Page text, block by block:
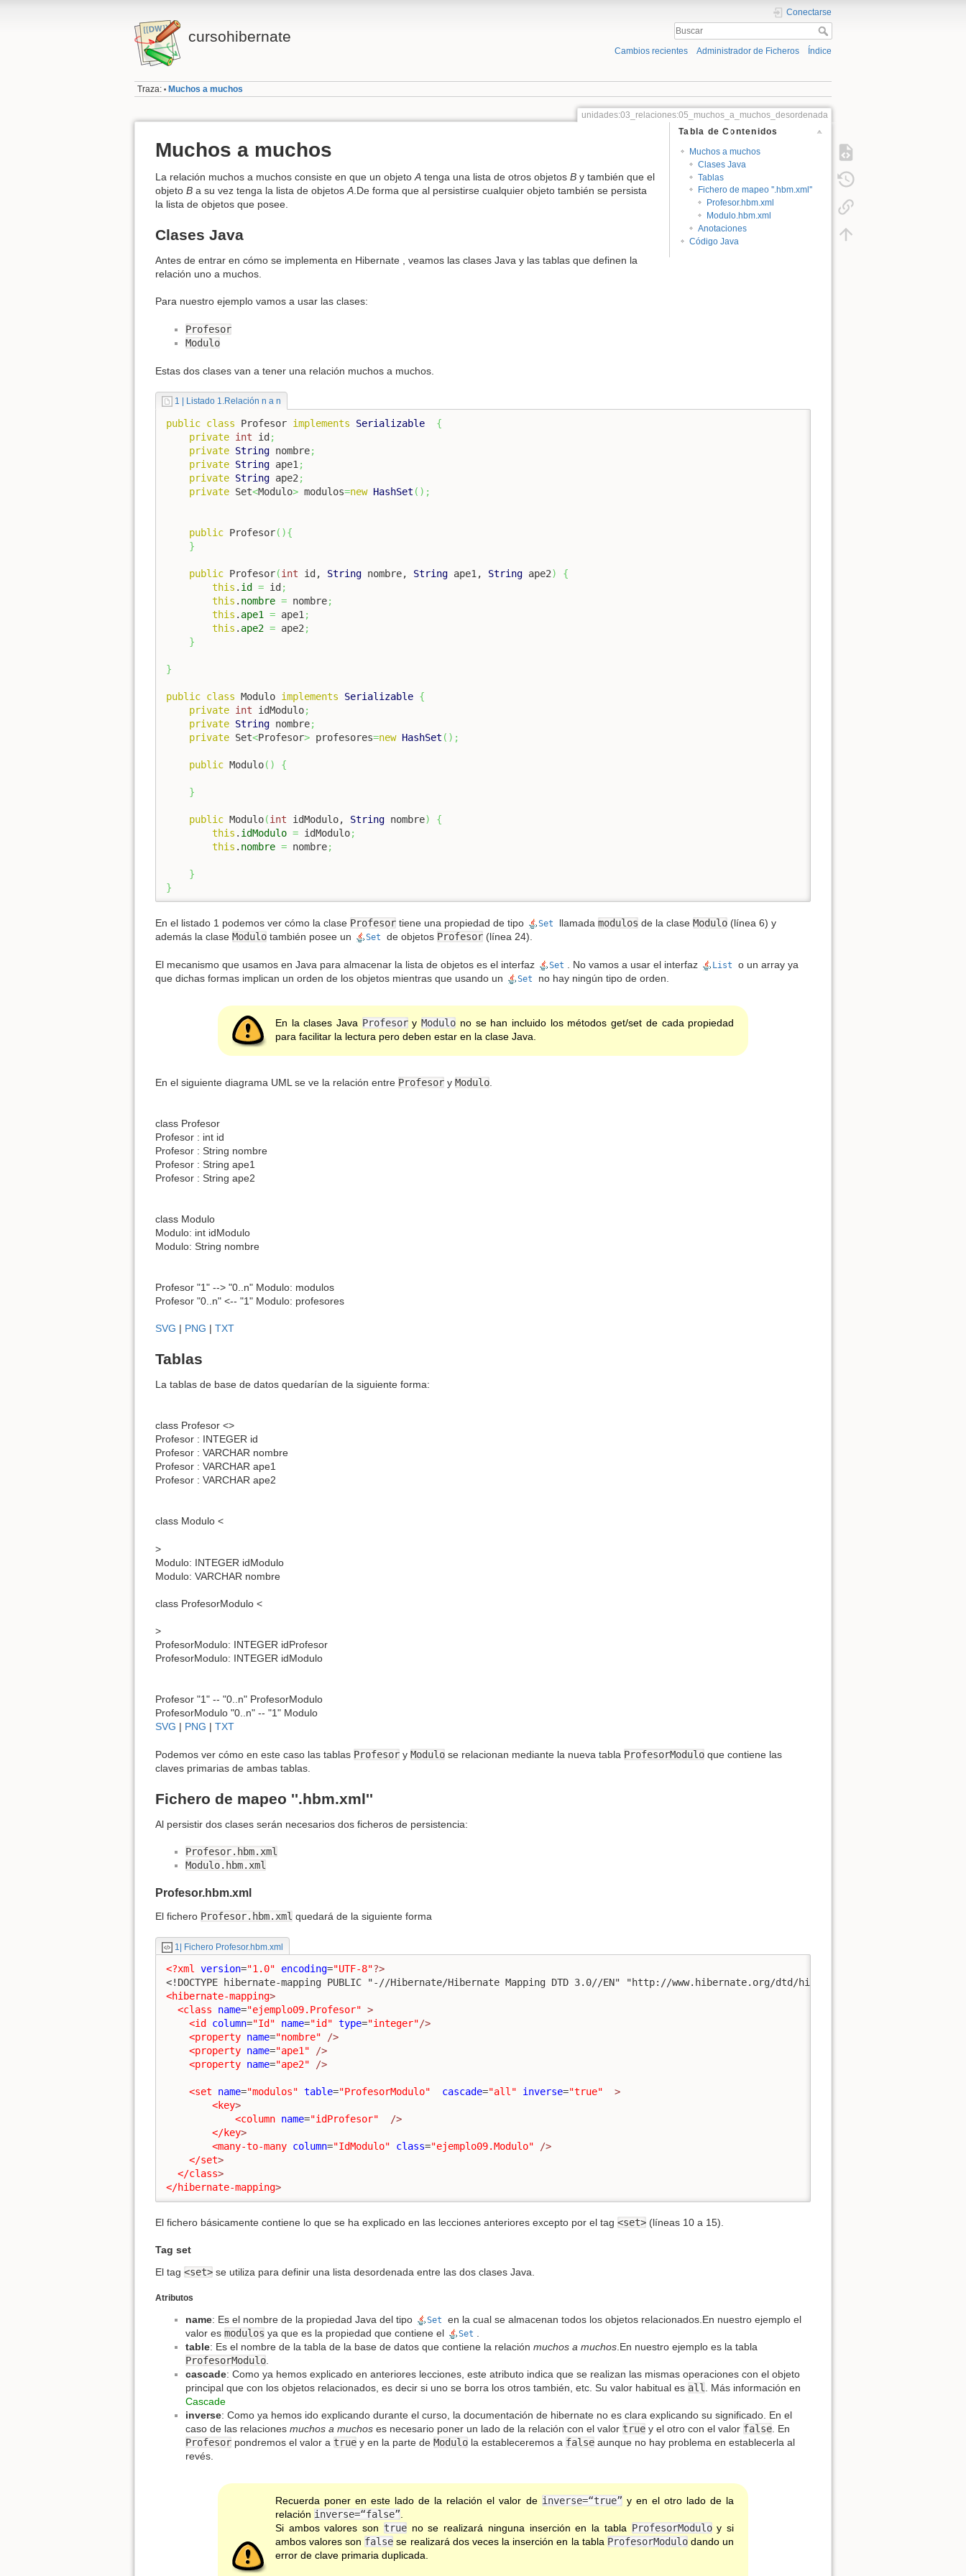
cursohibernate
Conectarse
Cambios recientes Administrador de Ficheros Índice
Traza: • Muchos a muchos
unidades:03_relaciones:05_muchos_a_muchos_desordenada
Tabla de Contenidos
Muchos a muchos
Clases Java
Tablas
Fichero de mapeo ''.hbm.xml''
Profesor.hbm.xml
Modulo.hbm.xml
Anotaciones
Código Java
Muchos a muchos
La relación muchos a muchos consiste en que un objetoA tenga una lista de otros objetos B y también que el
objeto B a su vez tenga la lista de objetosA.De forma que al persistirse cualquier objeto también se persista
la lista de objetos que posee.
Clases Java
Antes de entrar en cómo se implementa en Hibernate , veamos las clases Java y las tablas que definen la
relación uno a muchos.
Para nuestro ejemplo vamos a usar las clases:
Profesor
Modulo
Estas dos clases van a tener una relación muchos a muchos.
1 | Listado 1.Relación n a n
public class Profesor implements Serializable
{
private int id;
private String nombre;
private String ape1 ;
private String ape2 ;
private Set<Modulo> modulos=new HashSet ( ) ;
public Profesor( ){
}
public Profesor(int id, String nombre, String ape1, String ape2)
{
this . id = id;
this . nombre = nombre;
this . ape1 = ape1 ;
this . ape2 = ape2 ;
}
}
public class Modulo implements Serializable {
private int idModulo;
private String nombre;
private Set<Profesor> profesores=new HashSet ( ) ;
public Modulo( ) {
}
public Modulo(int idModulo, String nombre)
{
this . idModulo = idModulo;
this . nombre = nombre;
}
}
En el listado 1 podemos ver cómo la clase Profesor tiene una propiedad de tipo Set llamada modulos de la clase Modulo (línea 6) y
además la clase Modulo también posee un Set de objetos Profesor (línea 24).
El mecanismo que usamos en Java para almacenar la lista de objetos es el interfaz Set . No vamos a usar el interfaz List
o un array ya
que dichas formas implican un orden de los objetos mientras que usando un
Set no hay ningún tipo de orden.
En la clases Java ProfesoryModulo no se han incluido los métodos get/set de cada propiedad
para facilitar la lectura pero deben estar en la clase Java.
En el siguiente diagrama UML se ve la relación entre Profesor y Modulo
class Profesor
Profesor : int id
Profesor : String nombre
Profesor : String ape1
Profesor : String ape2
class Modulo
Modulo: int idModulo
Modulo: String nombre
Profesor "1" --> "0..n" Modulo: modulos
Profesor "0..n" <-- "1" Modulo: profesores
SVG | PNG | TXT
Tablas
La tablas de base de datos quedarían de la siguiente forma:
class Profesor <>
Profesor : INTEGER id
Profesor : VARCHAR nombre
Profesor : VARCHAR ape1
Profesor : VARCHAR ape2
class Modulo <
>
Modulo: INTEGER idModulo
Modulo: VARCHAR nombre
class ProfesorModulo <
>
ProfesorModulo: INTEGER idProfesor
ProfesorModulo: INTEGER idModulo
Profesor "1" -- "0..n" ProfesorModulo
ProfesorModulo "0..n" -- "1" Modulo
SVG | PNG | TXT
Podemos ver cómo en este caso las tablas Profesor y Modulo se relacionan mediante la nueva tabla ProfesorModulo que contiene las
claves primarias de ambas tablas.
Fichero de mapeo ''.hbm.xml''
Al persistir dos clases serán necesarios dos ficheros de persistencia:
Profesor.hbm.xml
Modulo.hbm.xml
Profesor.hbm.xml
El fichero Profesor.hbm.xml quedará de la siguiente forma
1| Fichero Profesor.hbm.xml
<?xml version="1.0" encoding="UTF-8"?>
<!DOCTYPE hibernate-mapping PUBLIC "-//Hibernate/Hibernate Mapping DTD 3.0//EN" "http://www.hibernate.org/dtd/hibernate-mapping-3.0.dtd">
<hibernate-mapping>
<class
name="ejemplo09.Profesor" >
<id
column="Id" name="id" type="integer"/>
<property name="nombre"
/>
<property name="ape1"
/>
<property name="ape2" />
<set name="modulos" table="ProfesorModulo" cascade="all" inverse="true"
>
<key>
<column name="idProfesor"
/>
</key>
<many-to-many column="IdModulo" class="ejemplo09.Modulo"
/>
</set>
</class>
</hibernate-mapping>
El fichero básicamente contiene lo que se ha explicado en las lecciones anteriores excepto por el tag <set> (líneas 10 a 15).
Tag set
El tag <set> se utiliza para definir una lista desordenada entre las dos clases Java.
Atributos
name: Es el nombre de la propiedad Java del tipo Set
en la cual se almacenan todos los objetos relacionados.En nuestro ejemplo el
valor es modulos ya que es la propiedad que contiene el Set .
table: Es el nombre de la tabla de la base de datos que contiene la relación muchos a muchos.En nuestro ejemplo es la tabla
ProfesorModulo.
cascade: Como ya hemos explicado en anteriores lecciones, este atributo indica que se realizan las mismas operaciones con el objeto
principal que con los objetos relacionados, es decir si uno se borra los otros también, etc. Su valor habitual es all. Más información en
Cascade
inverse: Como ya hemos ido explicando durante el curso, la documentación de hibernate no es clara explicando su significado. En el
caso de las relaciones muchos a muchos es necesario poner un lado de la relación con el valor true y el otro con el valor false. En
Profesor pondremos el valor a true y en la parte de Modulo la estableceremos a false aunque no hay problema en establecerla al
revés.
Recuerda poner en este lado de la relación el valor de inverse=“true” y en el otro lado de la
relación inverse=“false”.
Si ambos valores son trueno se realizará ninguna inserción en la tabla ProfesorModuloy si
ambos valores son false se realizará dos veces la inserción en la tabla ProfesorModulodando un
error de clave primaria duplicada.